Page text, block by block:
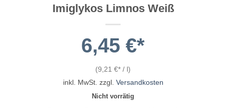
Imiglykos Limnos Weiß
6,45 €
(9,21 € / l)
inkl. MwSt. zzgl. Versandkosten
Nicht vorrätig